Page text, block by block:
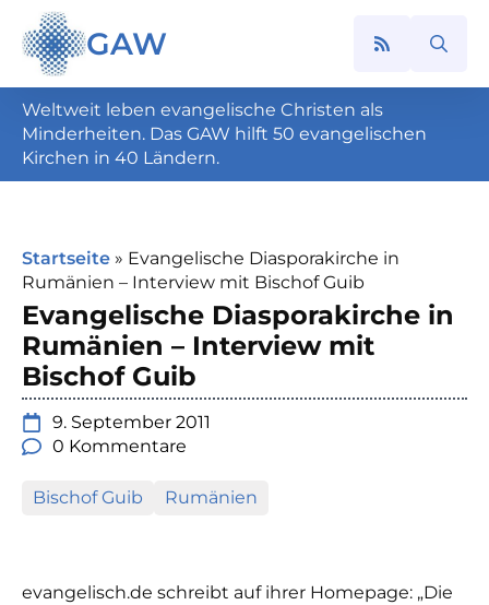
GAW
Search
Weltweit leben evangelische Christen als
Minderheiten. Das GAW hilft 50 evangelischen
Kirchen in 40 Ländern.
Startseite » Evangelische Diasporakirche in
Rumänien – Interview mit Bischof Guib
Evangelische Diasporakirche in
Rumänien – Interview mit
Bischof Guib
9. September 2011
0 Kommentare
Bischof Guib Rumänien
evangelisch.de schreibt auf ihrer Homepage: „Die